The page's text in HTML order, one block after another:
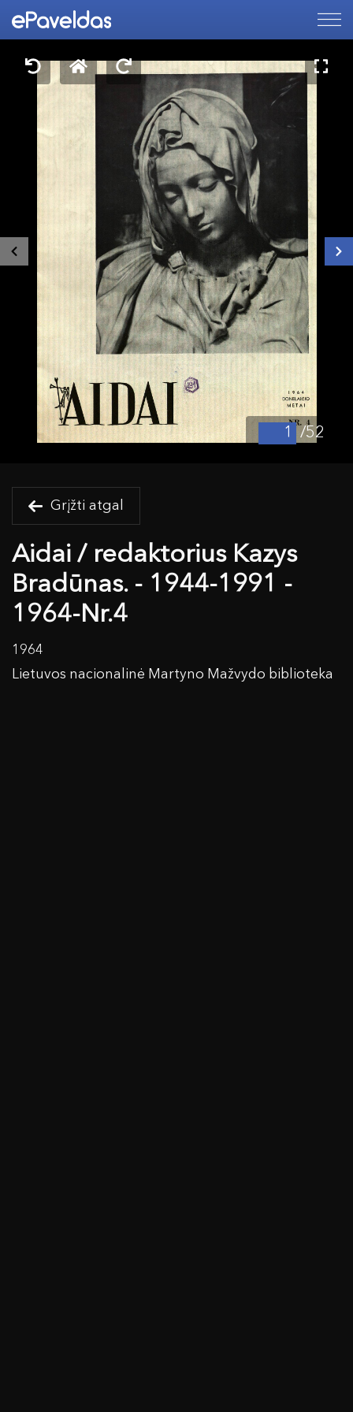
/52
Grįžti atgal
Aidai / redaktorius Kazys
Bradūnas. - 1944-1991 -
1964-Nr.4
1964
Lietuvos nacionalinė Martyno Mažvydo biblioteka